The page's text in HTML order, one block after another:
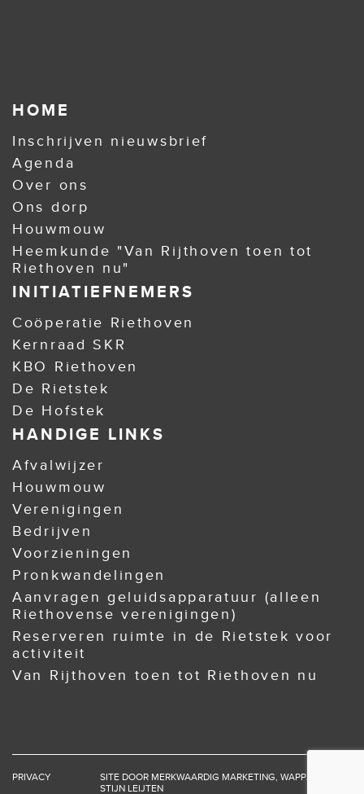
HOME
Inschrijven nieuwsbrief
Agenda
Over ons
Ons dorp
Houwmouw
Heemkunde "Van Rijthoven toen tot
Riethoven nu"
INITIATIEFNEMERS
Coöperatie Riethoven
Kernraad SKR
KBO Riethoven
De Rietstek
De Hofstek
HANDIGE LINKS
Afvalwijzer
Houwmouw
Verenigingen
Bedrijven
Voorzieningen
Pronkwandelingen
Aanvragen geluidsapparatuur (alleen
Riethovense verenigingen)
Reserveren ruimte in de Rietstek voor
activiteit
Van Rijthoven toen tot Riethoven nu
PRIVACY SITE DOOR MERKWAARDIG MARKETING WAPPZ
STIJN LEIJTEN